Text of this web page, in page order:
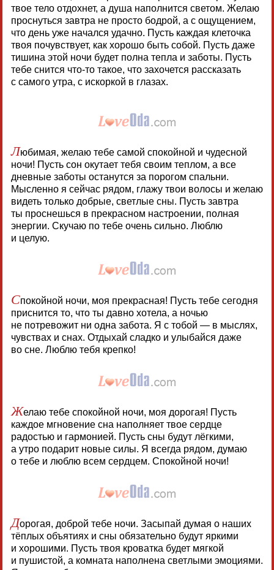
твое тело отдохнет, а душа наполнится светом. Желаю
проснуться завтра не просто бодрой, а с ощущением,
что день уже начался удачно. Пусть каждая клеточка
твоя почувствует, как хорошо быть собой. Пусть даже
тишина этой ночи будет полна тепла и заботы. Пусть
тебе снится что-то такое, что захочется рассказать
с самого утра, с искоркой в глазах.
Любимая, желаю тебе самой спокойной и чудесной
ночи! Пусть сон окутает тебя своим теплом, а все
дневные заботы останутся за порогом спальни.
Мысленно я сейчас рядом, глажу твои волосы и желаю
видеть только добрые, светлые сны. Пусть завтра
ты проснешься в прекрасном настроении, полная
энергии. Скучаю по тебе очень сильно. Люблю
и целую.
Спокойной ночи, моя прекрасная! Пусть тебе сегодня
приснится то, что ты давно хотела, а ночью
не потревожит ни одна забота. Я с тобой — в мыслях,
чувствах и снах. Отдыхай сладко и улыбайся даже
во сне. Люблю тебя крепко!
Желаю тебе спокойной ночи, моя дорогая! Пусть
каждое мгновение сна наполняет твое сердце
радостью и гармонией. Пусть сны будут лёгкими,
а утро подарит новые силы. Я всегда рядом, думаю
о тебе и люблю всем сердцем. Спокойной ночи!
Дорогая, доброй тебе ночи. Засыпай думая о наших
тёплых объятиях и сны обязательно будут яркими
и хорошими. Пусть твоя кроватка будет мягкой
и пушистой, а комната наполнена светлыми эмоциями.